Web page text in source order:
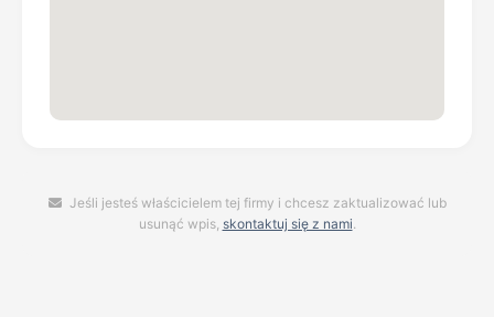
Jeśli jesteś właścicielem tej firmy i chcesz zaktualizować lub
usunąć wpis, skontaktuj się z nami.